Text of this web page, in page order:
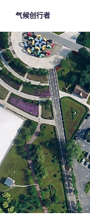
气候创行者